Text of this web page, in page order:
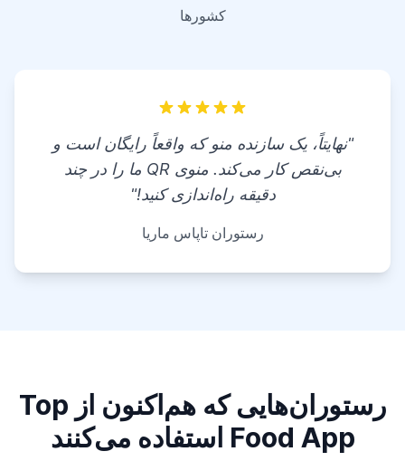
کشورها
"نهایتاً، یک سازنده منو که واقعاً رایگان است و
بی‌نقص کار می‌کند. منوی QR ما را در چند
دقیقه راه‌اندازی کنید!"
رستوران تاپاس ماریا
رستوران‌هایی که هم‌اکنون از Top
Food App استفاده می‌کنند